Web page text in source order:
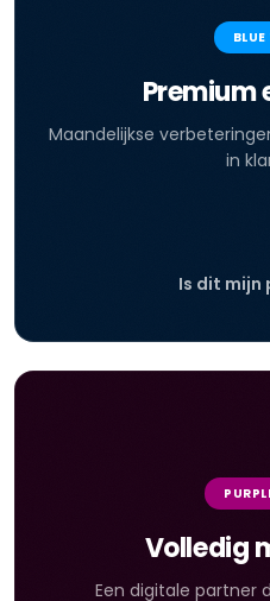
Premium
Maandelijkse
in
Is dit mijn
Volledig
Een digitale partner